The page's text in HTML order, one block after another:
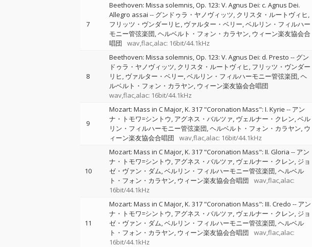
7
Beethoven: Missa solemnis, Op. 123: V. Agnus Dei: c. Agnus Dei.
Allegro assai -- グンドゥラ・ヤノヴィッツ クリスタ・ルートヴィヒ
フリッツ・ヴンダーリヒ ヴァルター・ベリー ベルリン・フィルハー
モニー管弦楽団 ヘルベルト・フォン・カラヤン ウィーン楽友協会合
唱団
wav,flac,alac: 16bit/44.1kHz
8
Beethoven: Missa solemnis, Op. 123: V. Agnus Dei: d. Presto -- グン
ドゥラ・ヤノヴィッツ クリスタ・ルートヴィヒ フリッツ・ヴンダー
リヒ ヴァルター・ベリー ベルリン・フィルハーモニー管弦楽団 ヘ
ルベルト・フォン・カラヤン ウィーン楽友協会合唱団
wav,flac,alac: 16bit/44.1kHz
9
Mozart: Mass in C Major, K. 317 "Coronation Mass": I. Kyrie -- アン
ナ・トモワ=シントウ アグネス・バルツァ ヴェルナー・クレン ベル
リン・フィルハーモニー管弦楽団 ヘルベルト・フォン・カラヤン ウ
ィーン楽友協会合唱団
wav,flac,alac: 16bit/44.1kHz
10
Mozart: Mass in C Major, K. 317 "Coronation Mass": II. Gloria -- アン
ナ・トモワ=シントウ アグネス・バルツァ ヴェルナー・クレン ジョ
ゼ・ヴァン・ダム ベルリン・フィルハーモニー管弦楽団 ヘルベル
ト・フォン・カラヤン ウィーン楽友協会合唱団
wav,flac,alac:
16bit/44.1kHz
11
Mozart: Mass in C Major, K. 317 "Coronation Mass": III. Credo -- アン
ナ・トモワ=シントウ アグネス・バルツァ ヴェルナー・クレン ジョ
ゼ・ヴァン・ダム ベルリン・フィルハーモニー管弦楽団 ヘルベル
ト・フォン・カラヤン ウィーン楽友協会合唱団
wav,flac,alac:
16bit/44.1kHz